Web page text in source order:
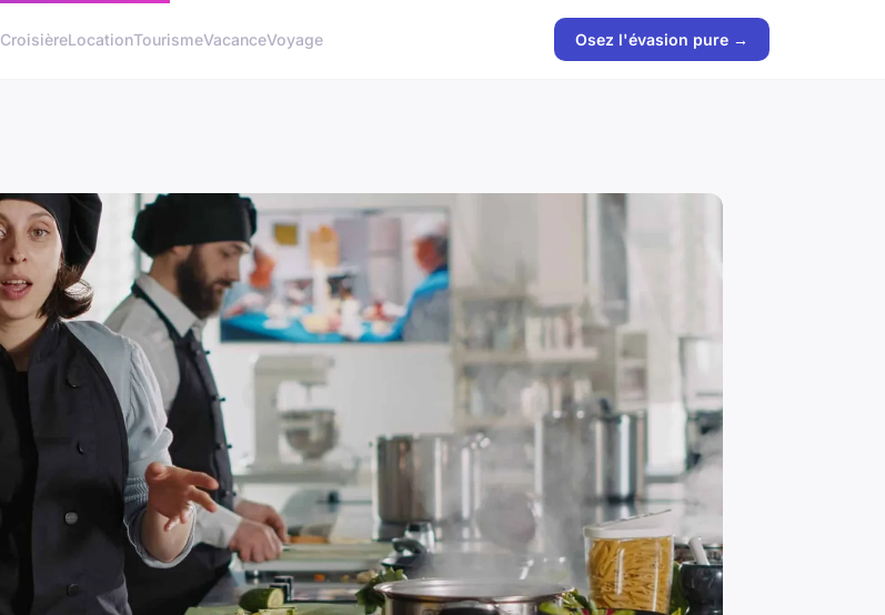
CroisièreLocationTourismeVacanceVoyage Osez l'évasion pure →